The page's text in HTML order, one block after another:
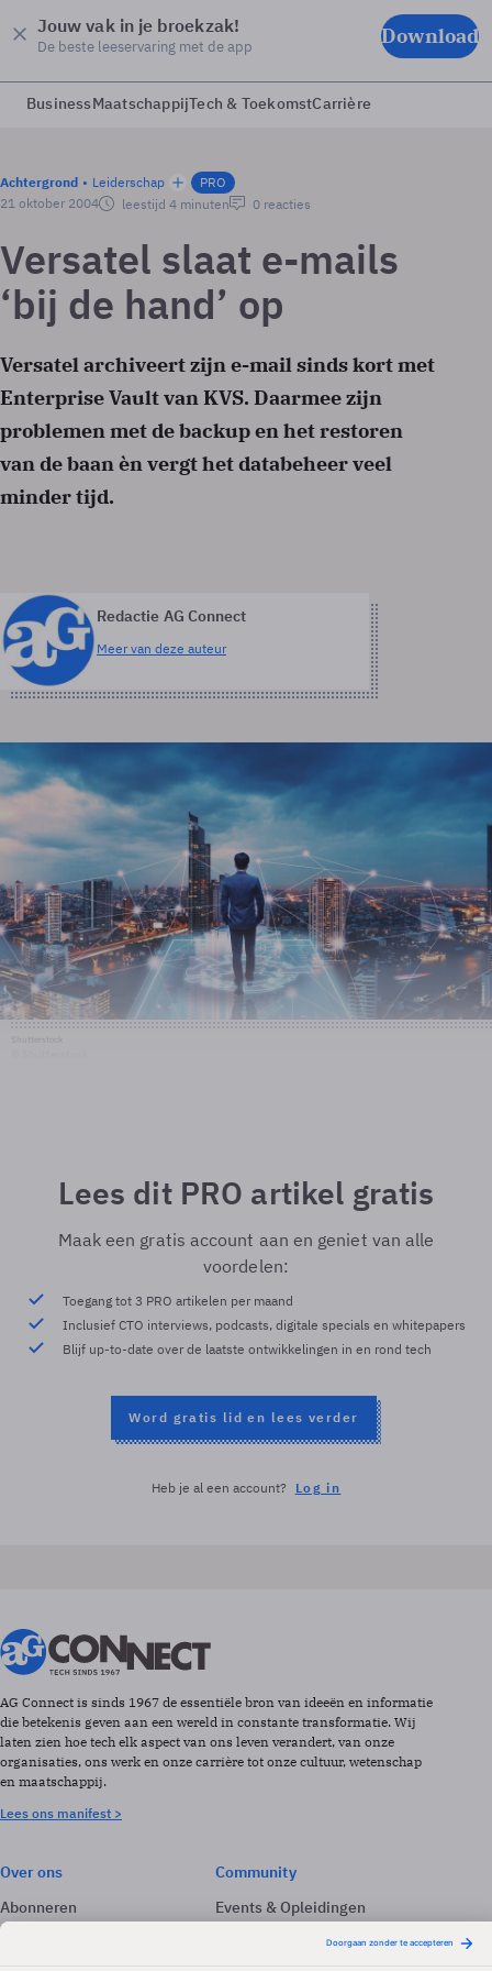
Jouw vak in je broekzak!
De beste leeservaring met de app Download
BusinessMaatschappijTech & ToekomstCarrière
Achtergrond Leiderschap
PRO
21 oktober 2004
leestijd 4 minuten 0 reacties
Versatel slaat e-mails
‘bij de hand’ op
Versatel archiveert zijn e-mail sinds kort met
Enterprise Vault van KVS. Daarmee zijn
problemen met de backup en het restoren
van de baan èn vergt het databeheer veel
minder tijd.
Redactie AG Connect
Meer van deze auteur
Lees dit PRO artikel gratis
Maak een gratis account aan en geniet van alle
voordelen:
Toegang tot 3 PRO artikelen per maand
Inclusief CTO interviews, podcasts, digitale specials en whitepapers
Blijf up-to-date over de laatste ontwikkelingen in en rond tech
Word gratis lid en lees verder
Heb je al een account? Log in
AG Connect is sinds 1967 de essentiële bron van ideeën en informatie
die betekenis geven aan een wereld in constante transformatie. Wij
laten zien hoe tech elk aspect van ons leven verandert, van onze
organisaties, ons werk en onze carrière tot onze cultuur, wetenschap
en maatschappij.
Lees ons manifest >
Over ons
Abonneren
Adverteren
Community
Events & Opleidingen